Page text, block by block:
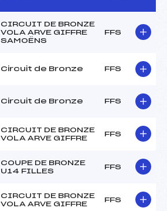
CIRCUIT DE BRONZE
VOLA ARVE GIFFRE
SAMOËNS
FFS
Circuit de Bronze FFS
Circuit de Bronze FFS
CIRCUIT DE BRONZE
VOLA ARVE GIFFRE
FFS
COUPE DE BRONZE
U14 FILLES
FFS
CIRCUIT DE BRONZE
VOLA ARVE GIFFRE
FFS